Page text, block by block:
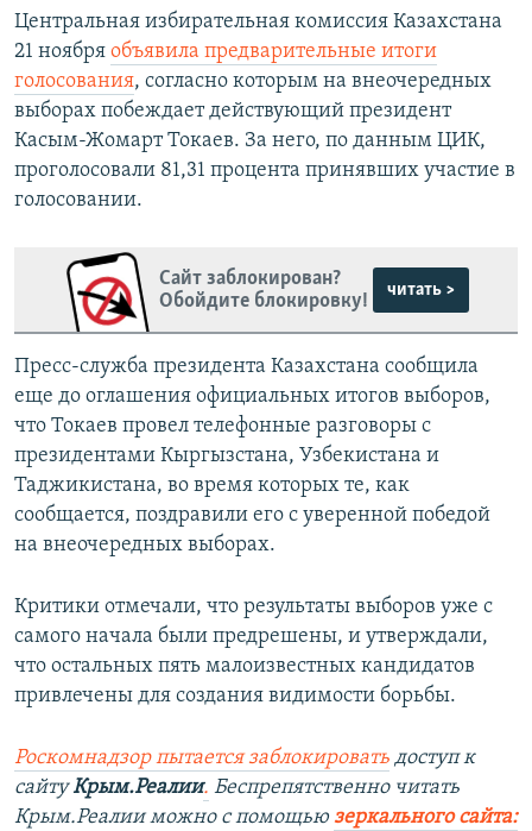
Центральная избирательная комиссия Казахстана
21 ноября объявила предварительные итоги
голосования, согласно которым на внеочередных
выборах побеждает действующий президент
Касым-Жомарт Токаев. За него, по данным ЦИК,
проголосовали 81,31 процента принявших участие в
голосовании.
Сайт заблокирован?
Обойдите блокировку!
читать >
Пресс-служба президента Казахстана сообщила
еще до оглашения официальных итогов выборов,
что Токаев провел телефонные разговоры с
президентами Кыргызстана, Узбекистана и
Таджикистана, во время которых те, как
сообщается, поздравили его с уверенной победой
на внеочередных выборах.
Критики отмечали, что результаты выборов уже с
самого начала были предрешены, и утверждали,
что остальных пять малоизвестных кандидатов
привлечены для создания видимости борьбы.
Роскомнадзор пытается заблокировать доступ к
сайтуКрым.Реалии. Беспрепятственно читать
Крым.Реалии можно с помощью зеркального сайта: